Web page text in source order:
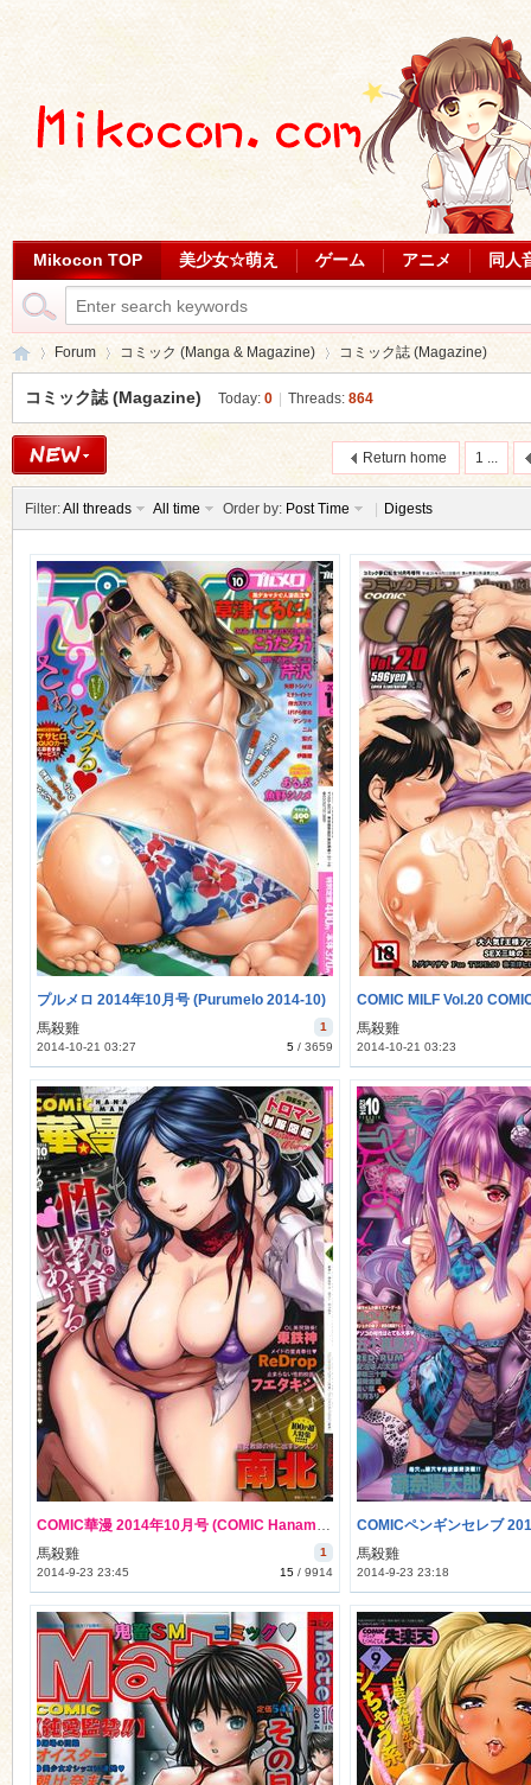
Mikocon TOP 美少女☆萌え ゲーム アニメ 同人
»
Forum コミック (Manga & Magazine) コミック誌 (Magazine)
コミック誌 (Magazine) Today: 0 Threads: 864
1 ...
Return home
Filter:All threads All time Order by: Post Time Digests
プルメロ 2014年10月号 (Purumelo 2014-10)
1
馬殺雞
5/ 3659
2014-10-21 03:27
馬殺雞
2014-10-21 03:23
COMIC華漫 2014年10月号 (COMIC Hanaman 2014-10) #All Links Fixed!!
1
馬殺雞
15/ 9914
2014-9-23 23:45
馬殺雞
2014-9-23 23:18